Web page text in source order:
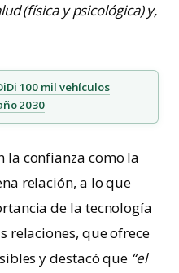
(física y psicológica) y,
100 mil vehículos
2030
la confianza como la
relación, a lo que
de la tecnología
relaciones, que ofrece
y destacó que “el